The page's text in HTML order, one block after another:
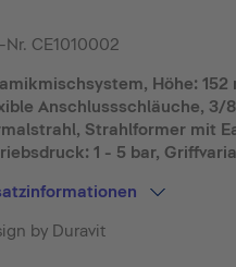
Nr. CE1010002
Höhe:
Anschlussschläuche, 3/
Strahlformer mit
1 - 5 bar,
by Duravit